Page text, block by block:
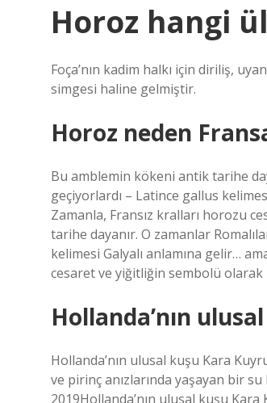
Horoz hangi
Foça’nın kadim halkı için diriliş,
simgesi haline gelmiştir.
Horoz neden
Bu amblemin kökeni antik tarihe
geçiyorlardı – Latince gallus
Zamanla, Fransız kralları horozu
tarihe dayanır. O zamanlar
kelimesi Galyalı anlamına gelir…
cesaret ve yiğitliğin sembolü olarak
Hollanda’nın
Hollanda’nın ulusal kuşu Kara
ve pirinç anızlarında yaşayan bir
2019Hollanda’nın ulusal kuşu Kara